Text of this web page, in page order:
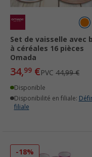
Set de vaisselle avec
à céréales 16 pièces
Omada
34,99 €PVC 44,99 €
Disponible
Disponibilité en filiale:
filiale
-18%